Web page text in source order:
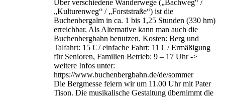
Über verschiedene Wanderwege („Bachweg“ /
„Kulturenweg“ / „Forststraße“) ist die
Buchenbergalm in ca. 1 bis 1,25 Stunden (330 hm)
erreichbar. Als Alternative kann man auch die
Buchenbergbahn benutzen. Kosten: Berg und
Talfahrt: 15 € / einfache Fahrt: 11 € / Ermäßigung
für Senioren, Familien Betrieb: 9 – 17 Uhr ->
weitere Infos unter:
https://www.buchenbergbahn.de/de/sommer
Die Bergmesse feiern wir um 11.00 Uhr mit Pater
Tison. Die musikalische Gestaltung übernimmt die